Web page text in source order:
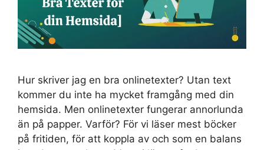
Hur skriver jag en bra onlinetexter? Utan text
kommer du inte ha mycket framgång med din
hemsida. Men onlinetexter fungerar annorlunda
än på papper. Varför? För vi läser mest böcker
på fritiden, för att koppla av och som en balans